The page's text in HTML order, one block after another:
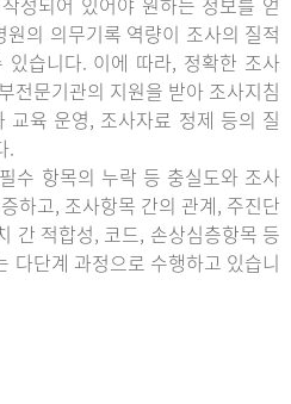
의 의무기록 역량이 조사의 질적
습니다. 이에 따라, 정확한 조사
전문기관의 지원을 받아 조사지침
교육 운영, 조사자료 정제 등의 질
.
수 항목의 누락 등 충실도와 조사
하고, 조사항목 간의 관계, 주진단
간 적합성, 코드, 손상심층항목 등
다단계 과정으로 수행하고 있습니